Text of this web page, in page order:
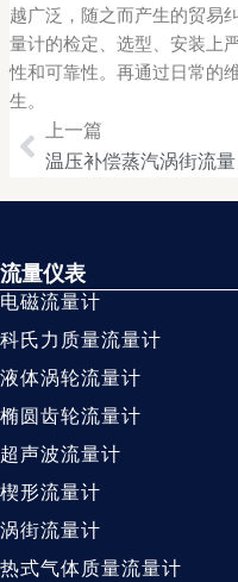
越广泛，随之而产生的贸易
量计的检定、选型、安装上
性和可靠性。再通过日常的
生。
Prev
上一篇
温
流量仪表
电磁流量计
科氏力质量流量计
液体涡轮流量计
椭圆齿轮流量计
超声波流量计
楔形流量计
涡街流量计
热式气体质量流量计